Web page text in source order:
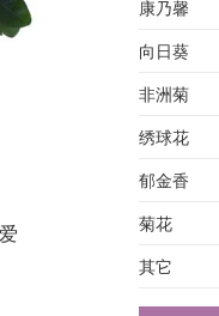
康乃馨
向日葵
非洲菊
绣球花
郁金香
菊花
其它